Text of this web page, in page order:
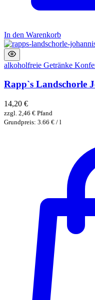
In den Warenkorb
alkoholfreie Getränke
Rapp`s Landschorle
14,20 €
zzgl. 2,46 € Pfand
Grundpreis: 3.66 € / l